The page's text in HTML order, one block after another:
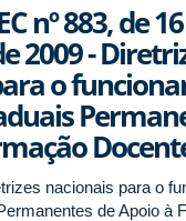
nº 883, de
2009 -
o
nacionais para o
de Apoio à